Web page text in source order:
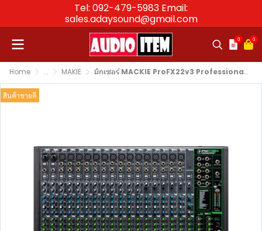
Tel: 092-479-5983 Email:
sales.adaysound@gmail.com
0 0
Home ... MAKIE มิกเซอร์ MACKIE ProFX22v3 Professional Mixer with FX
สินค้าขายดี